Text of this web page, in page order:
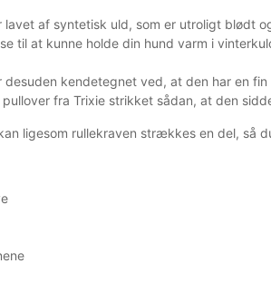
lavet af syntetisk uld, som er utroligt blødt
til at kunne holde din hund varm i
desuden kendetegnet ved, at den har en
fra Trixie strikket sådan, at den
ligesom rullekraven strækkes en del, så